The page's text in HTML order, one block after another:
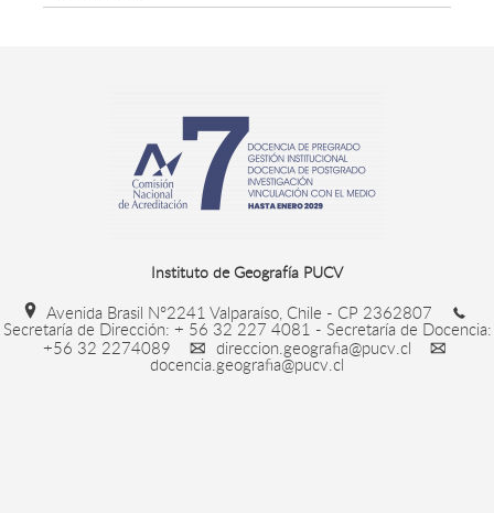
Instituto de Geografía PUCV
Avenida Brasil N°2241 Valparaíso, Chile - CP 2362807
Secretaría de Dirección: + 56 32 227 4081 - Secretaría de Docencia:
+56 32 2274089
direccion.geografia@pucv.cl
docencia.geografia@pucv.cl